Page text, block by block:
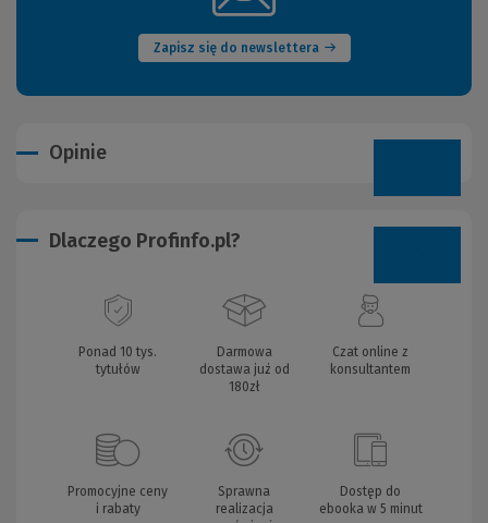
Zapisz się do newslettera
okno)
Opinie
Dlaczego Profinfo.pl?
Ponad 10 tys.
tytułów
Darmowa
dostawa już od
180zł
Czat online z
konsultantem
Promocyjne ceny
i rabaty
Sprawna
realizacja
Dostęp do
ebooka w 5 minut